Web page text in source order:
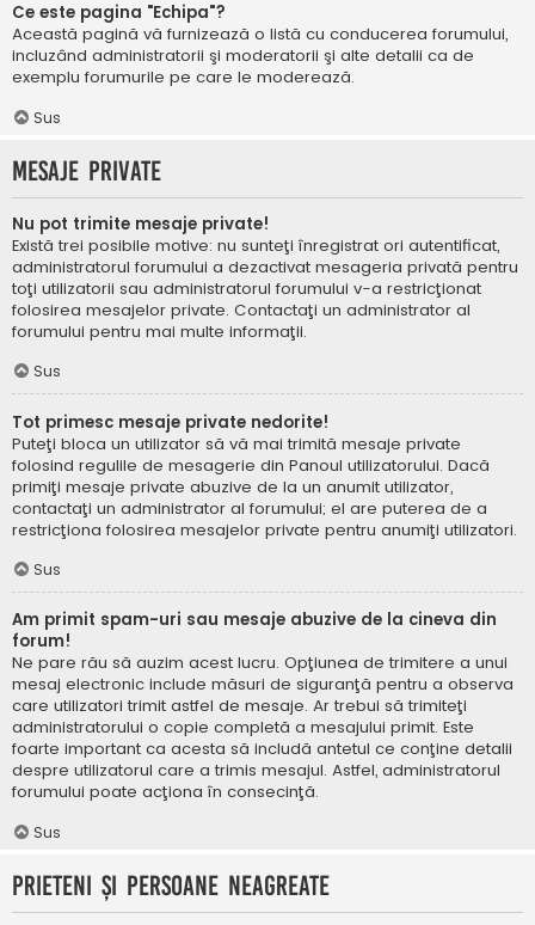
Ce este pagina "Echipa"?
Această pagină vă furnizează o listă cu conducerea forumului,
incluzând administratorii şi moderatorii şi alte detalii ca de
exemplu forumurile pe care le moderează.
Sus
Mesaje private
Nu pot trimite mesaje private!
Există trei posibile motive: nu sunteţi înregistrat ori autentificat,
administratorul forumului a dezactivat mesageria privată pentru
toţi utilizatorii sau administratorul forumului v-a restricţionat
folosirea mesajelor private. Contactaţi un administrator al
forumului pentru mai multe informaţii.
Sus
Tot primesc mesaje private nedorite!
Puteţi bloca un utilizator să vă mai trimită mesaje private
folosind regulile de mesagerie din Panoul utilizatorului. Dacă
primiţi mesaje private abuzive de la un anumit utilizator,
contactaţi un administrator al forumului; el are puterea de a
restricţiona folosirea mesajelor private pentru anumiţi utilizatori.
Sus
Am primit spam-uri sau mesaje abuzive de la cineva din
forum!
Ne pare rău să auzim acest lucru. Opţiunea de trimitere a unui
mesaj electronic include măsuri de siguranţă pentru a observa
care utilizatori trimit astfel de mesaje. Ar trebui să trimiteţi
administratorului o copie completă a mesajului primit. Este
foarte important ca acesta să includă antetul ce conţine detalii
despre utilizatorul care a trimis mesajul. Astfel, administratorul
forumului poate acţiona în consecinţă.
Sus
Prieteni şi persoane neagreate